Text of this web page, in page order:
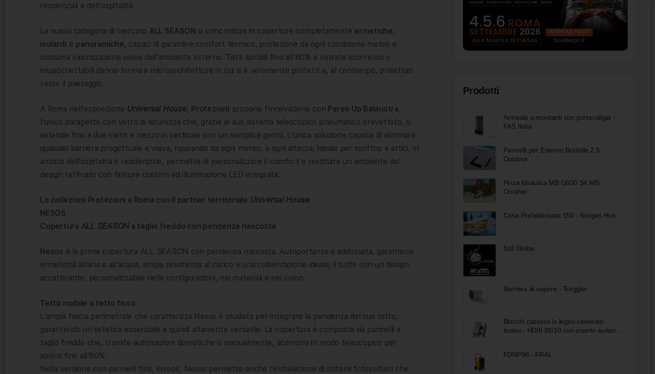
residenziali e dell’ospitalità.
La nuova categoria di mercato ALL SEASON si concretizza in coperture completamente ermetiche,
isolanti e panoramiche, capaci di garantire comfort termico, protezione da ogni condizione meteo e
massima valorizzazione visiva dell’ambiente esterno. Tetti apribili fino all’80% e vetrate scorrevoli o
impacchettabili danno forma a microarchitetture in cui si è veramente protetti e, al contempo, proiettati
verso il paesaggio.
A Roma nell’esposizione Universal House, Protezioni propone l’innovazione con Pareo Up Balaustra,
l’unico parapetto con vetro di sicurezza che, grazie al suo sistema telescopico pneumatico brevettato, si
estende fino a due metri e mezzo in verticale con un semplice gesto. L’unica soluzione capace di eliminare
qualsiasi barriera progettuale e visiva, riparando da ogni meteo, a ogni altezza. Ideale per rooftop e attici, in
ambito dell’ospitalità o residenziale, permette di personalizzare il comfort e restituire un ambiente dal
design raffinato con finiture custom ed illuminazione LED integrata.
Le collezioni Protezioni a Roma con il partner territoriale Universal House
NESOS
Copertura ALL SEASONa taglio freddo con pendenza nascosta
Nesos è la prima copertura ALL SEASON con pendenza nascosta. Autoportante o addossata, garantisce
ermeticità all’aria e all’acqua, ampia resistenza al carico e una coibentazione ideale; il tutto con un design
accattivante, personalizzabile nelle configurazioni, nei materiali e nei colori.
Tetto mobile o tetto fisso
L’ampia fascia perimetrale che caratterizza Nesos è studiata per integrare la pendenza del suo tetto,
garantendo un’estetica essenziale e quindi altamente versatile. La copertura è composta da pannelli a
taglio freddo che, tramite automazioni domotiche o manualmente, scorrono in modo telescopico per
aprirsi fino all’80%.
Nella versione con pannelli fissi, invece, Nesos permette anche l’installazione di sistemi fotovoltaici che
Prodotti
Armadio a montanti con portavaligia -
FAS Italia
Pannelli per Esterno Bricktile 2.5
Outdoor
Pinza Idraulica MB G600 S4 MB
Crusher
Casa Prefabbricata 150 - Norges Hus
Edil Globe
Barriera al vapore - Torggler
Blocchi cassero in legno cemento
Isotex - HDIII 38/10 con inserto isolante
FDNP96 - FRAL